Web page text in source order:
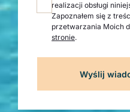
realizacji obsługi
Zapoznałem się z
przetwarzania Moich
stronie.